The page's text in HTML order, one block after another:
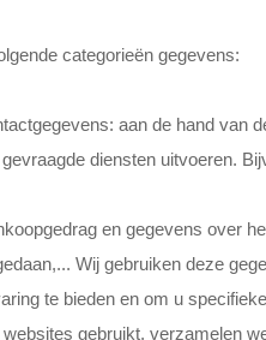
categorieën gegevens:
aan de hand van
diensten uitvoeren.
en gegevens over
Wij gebruiken deze
te bieden en om u
gebruikt, verzamelen